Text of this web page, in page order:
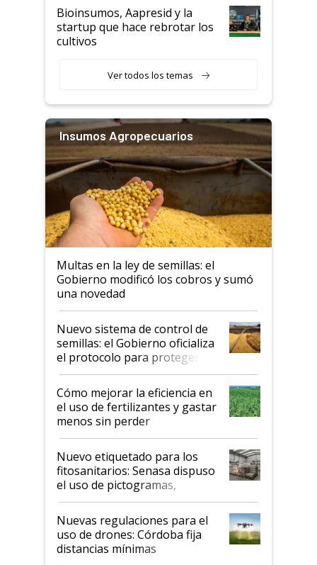
Bioinsumos, Aapresid y la
startup que hace rebrotar los
cultivos
Ver todos los temas
Insumos Agropecuarios
Multas en la ley de semillas: el
Gobierno modificó los cobros y sumó
una novedad
Nuevo sistema de control de
semillas: el Gobierno oficializa
el protocolo para proteger la
propiedad intelectual
Cómo mejorar la eficiencia en
el uso de fertilizantes y gastar
menos sin perder
productividad en la campaña
fina
Nuevo etiquetado para los
fitosanitarios: Senasa dispuso
el uso de pictogramas,
palabras de advertencia e
indicaciones
Nuevas regulaciones para el
uso de drones: Córdoba fija
distancias mínimas